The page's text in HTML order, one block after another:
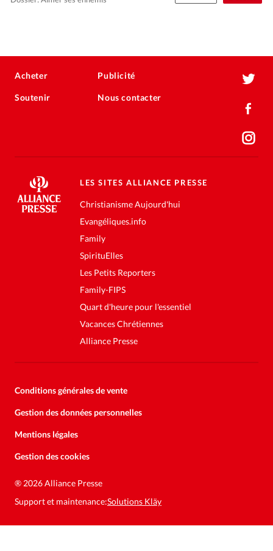
Acheter
Soutenir
Publicité
Nous contacter
LES SITES ALLIANCE PRESSE
Christianisme Aujourd'hui
Evangéliques.info
Family
SpirituElles
Les Petits Reporters
Family-FIPS
Quart d'heure pour l'essentiel
Vacances Chrétiennes
Alliance Presse
Conditions générales de vente
Gestion des données personnelles
Mentions légales
Gestion des cookies
® 2026 Alliance Presse
Support et maintenance:Solutions Kläy
nous développer